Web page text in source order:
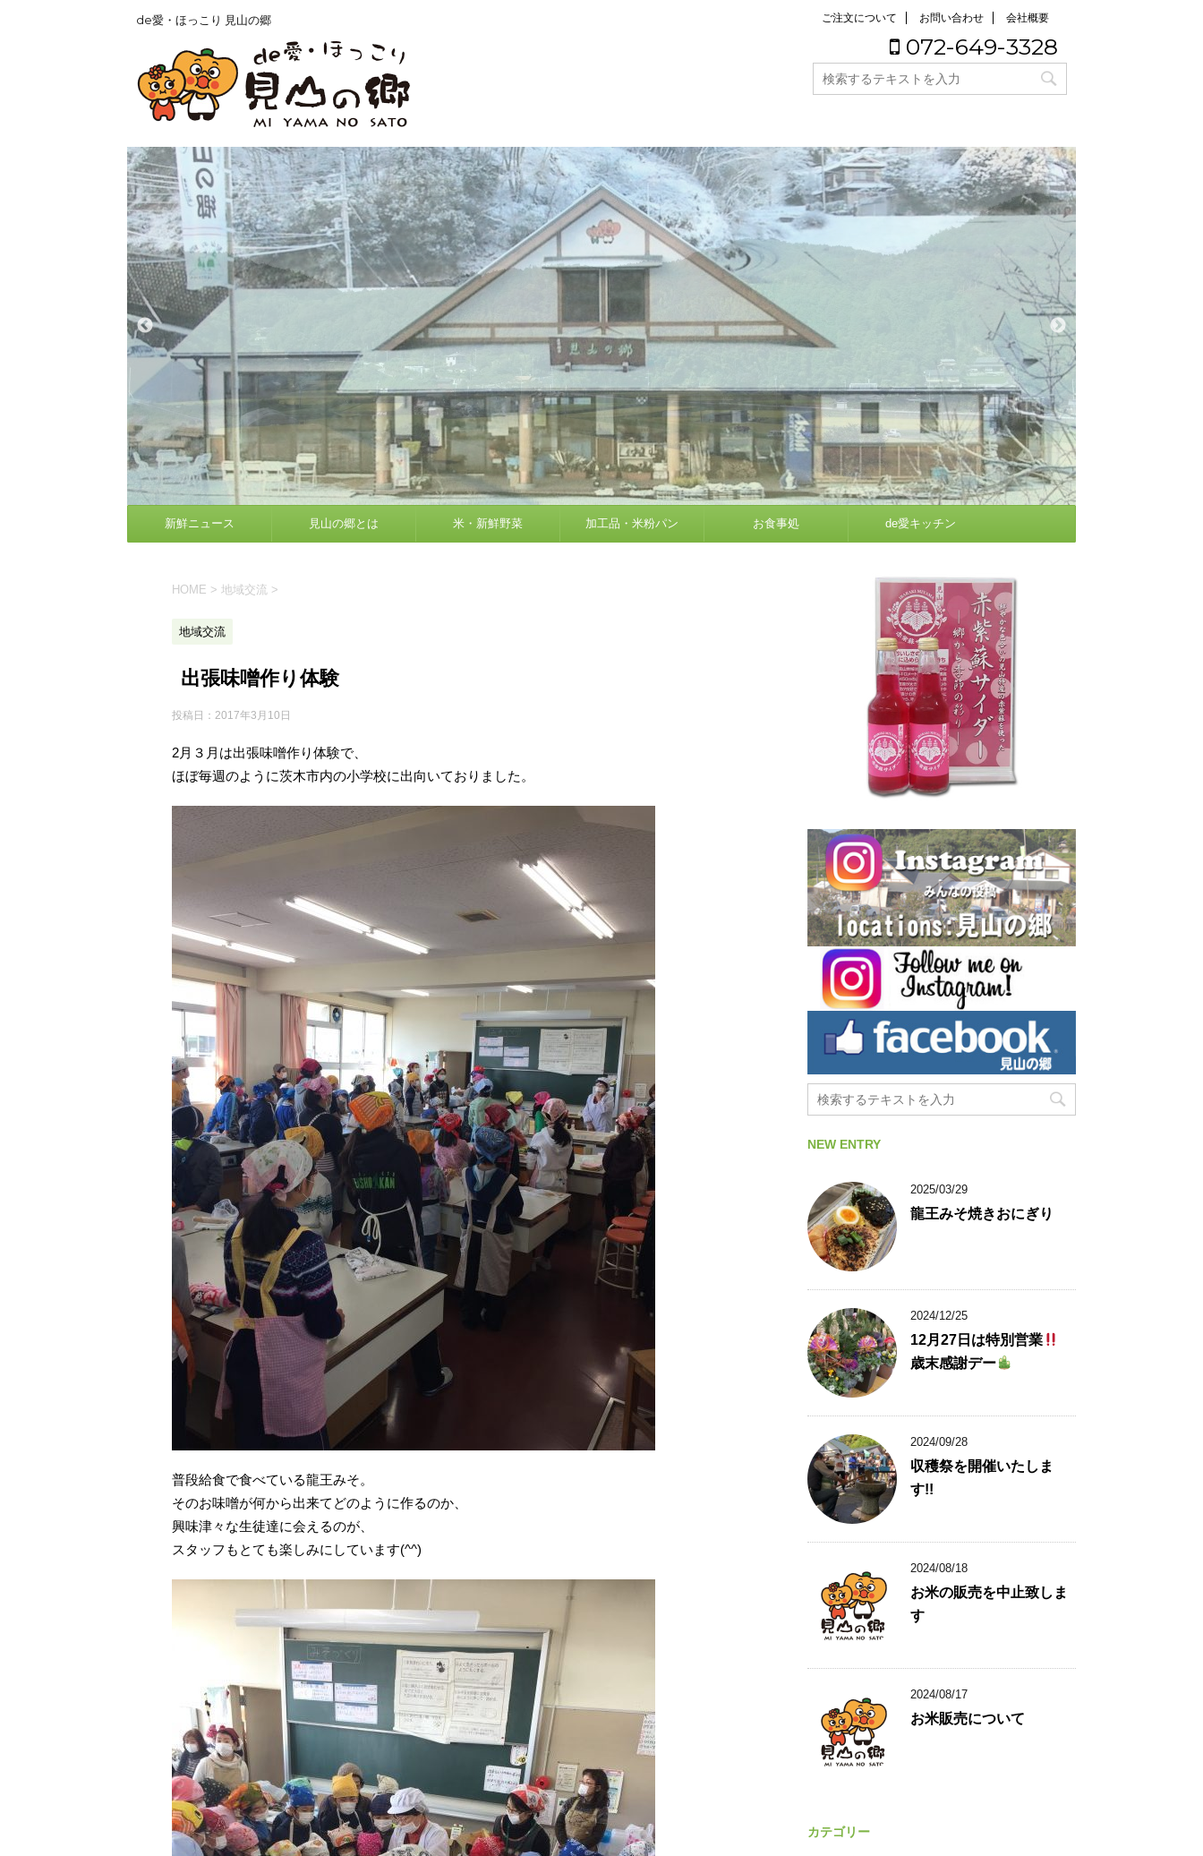
de愛・ほっこり 見山の郷 ご注文について お問い合わせ 会社概要
072-649-3328
新鮮ニュース 見山の郷とは 米・新鮮野菜 加工品・米粉パン お食事処 de愛キッチン
HOME > 地域交流 >
地域交流
出張味噌作り体験
投稿日： 2017年3月10日
2月３月は出張味噌作り体験で、
ほぼ毎週のように茨木市内の小学校に出向いておりました。
普段給食で食べている龍王みそ。
そのお味噌が何から出来てどのように作るのか、
興味津々な生徒達に会えるのが、
スタッフもとても楽しみにしています(^^)
NEW ENTRY
2025/03/29
龍王みそ焼きおにぎり
2024/12/25
12月27日は特別営業
歳末感謝デー
2024/09/28
収穫祭を開催いたしま
す!!
2024/08/18
お米の販売を中止致しま
す
2024/08/17
お米販売について
カテゴリー